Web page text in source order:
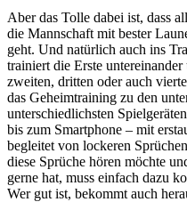
Aber das Tolle dabei ist, dass
die Mannschaft mit bester
geht. Und natürlich auch ins
trainiert die Erste
zweiten, dritten oder auch
das Geheimtraining zu den
unterschiedlichsten
bis zum Smartphone – mit
begleitet von lockeren
diese Sprüche hören möchte
gerne hat, muss einfach dazu
Wer gut ist, bekommt auch